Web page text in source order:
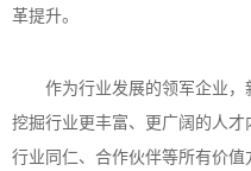
革提升。
作为行业发展的领军企业
挖掘行业更丰富、更广阔的人才
行业同仁、合作伙伴等所有价